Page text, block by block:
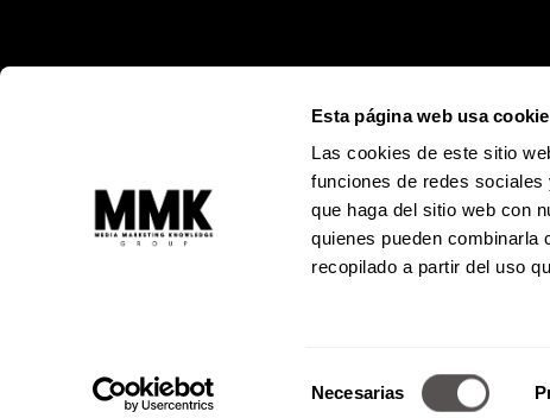
Esta página web usa
Las cookies de este sitio
funciones de redes
que haga del sitio web con
quienes pueden combinarla
recopilado a partir del uso
Necesarias
© Todos los
Prohibida